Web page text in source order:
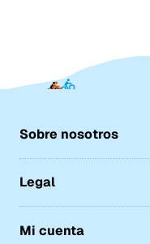
Sobre nosotros
Legal
Mi cuenta